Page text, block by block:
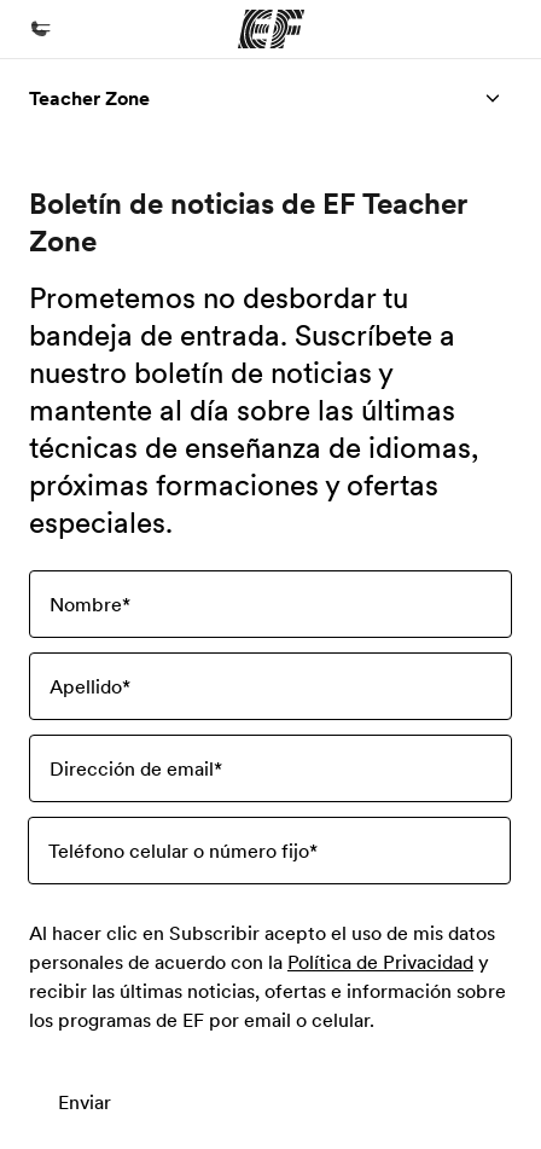
Inicio
Programas
Ver todo lo que hacemos
Oficinas
Encuentra una oficina
Sobre nosotros
Quiénes somos
Trabajos
Únete al equipo
Teacher Zone
Boletín de noticias de EF Teacher
Zone
Prometemos no desbordar tu
bandeja de entrada. Suscríbete a
nuestro boletín de noticias y
mantente al día sobre las últimas
técnicas de enseñanza de idiomas,
próximas formaciones y ofertas
especiales.
Nombre*
Apellido*
Dirección de email*
Teléfono celular o número fijo*
Al hacer clic en Subscribir acepto el uso de mis datos
personales de acuerdo con la Política de Privacidady
recibir las últimas noticias, ofertas e información sobre
los programas de EF por email o celular.
Enviar